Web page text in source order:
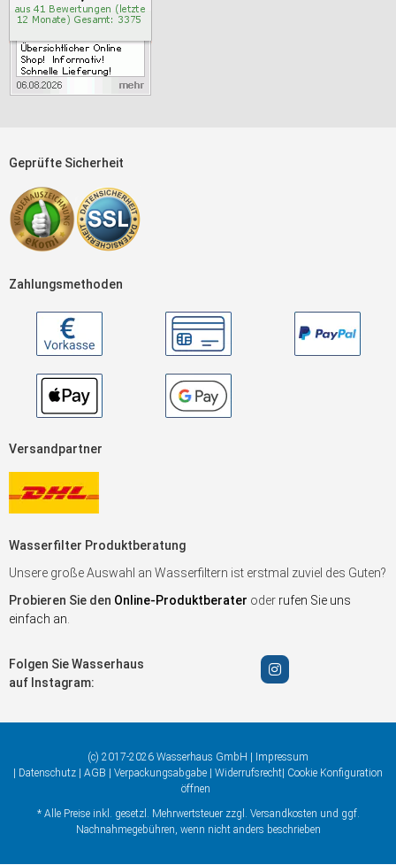
Geprüfte Sicherheit
Zahlungsmethoden
Versandpartner
Wasserfilter Produktberatung
Unsere große Auswahl an Wasserfiltern ist erstmal zuviel des Guten?
Probieren Sie den Online-Produktberater oder rufen Sie uns
einfach an
Folgen Sie Wasserhaus
auf Instagram:
(c) 2017-2026 Wasserhaus GmbH |
Impressum
Datenschutz AGB Verpackungsabgabe Widerrufsrecht Cookie Konfiguration
öffnen
* Alle Preise inkl. gesetzl. Mehrwertsteuer zzgl. Versandkosten und ggf.
Nachnahmegebühren, wenn nicht anders beschrieben